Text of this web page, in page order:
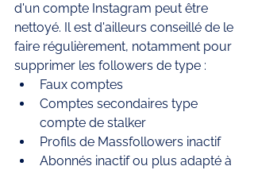
d'un compte Instagram peut être
nettoyé. Il est d'ailleurs conseillé de le
faire régulièrement, notamment pour
supprimer les followers de type :
Faux comptes
Comptes secondaires type
compte de stalker
Profils de Massfollowers inactif
Abonnés inactif ou plus adapté à